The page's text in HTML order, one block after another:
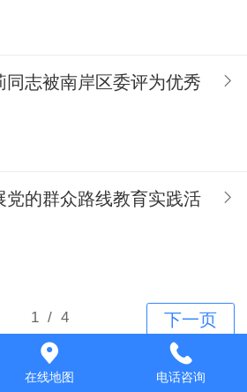
同志被南岸区委评为优秀
党的群众路线教育实践活
在线地图 电话咨询